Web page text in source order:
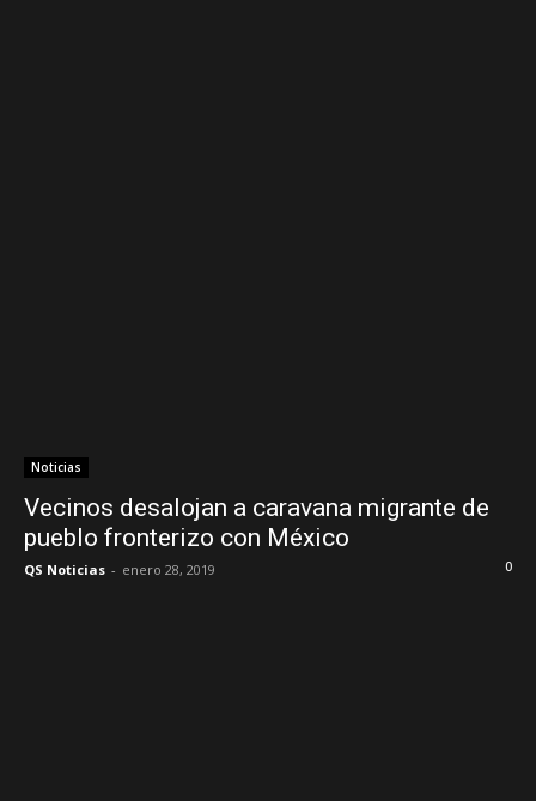
Noticias
Vecinos desalojan a caravana migrante de
pueblo fronterizo con México
QS Noticias - enero 28, 2019 0